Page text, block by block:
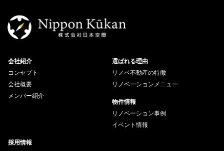
会社紹介
コンセプト
会社概要
メンバー紹介
選ばれる理由
リノベ不動産の特徴
リノベーションメニュー
物件情報
リノベーション事例
イベント情報
採用情報